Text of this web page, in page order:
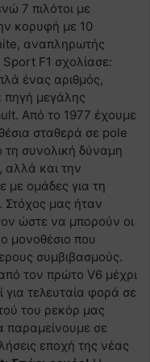
7 πιλότοι με
κορυφή με 10
αναπληρωτής
F1 σχολίασε:
ένας αριθμός,
πηγή μεγάλης
Από το 1977 έχουμε
σταθερά σε pole
τη συνολική δύναμη
αλλά και την
με ομάδες για τη
Στόχος μας ήταν
ώστε να μπορούν οι
μονοθέσιο που
συμβιβασμούς.
τον πρώτο V6 μέχρι
για τελευταία φορά σε
του ρεκόρ μας
παραμείνουμε σε
εποχή της νέας